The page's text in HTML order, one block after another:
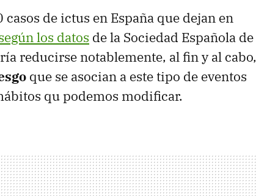
de ictus en España que dejan en
los datos de la Sociedad Española de
reducirse notablemente, al fin y al cabo,
que se asocian a este tipo de eventos
qu podemos modificar.